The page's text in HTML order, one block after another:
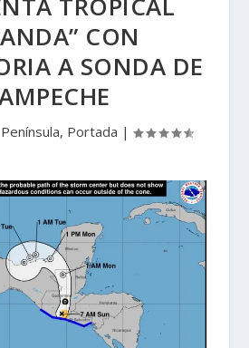
CON
A SONDA DE
Península, Portada |